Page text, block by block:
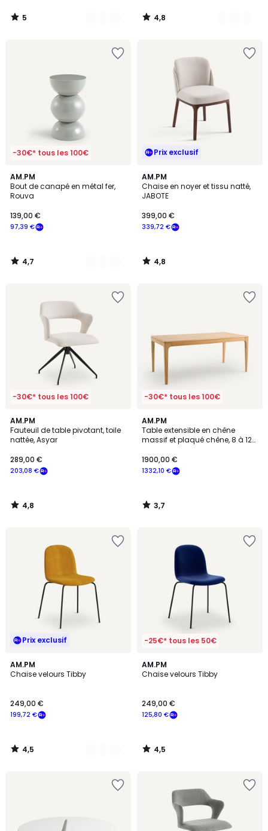
5
/
4,8
/
-30€* tous les 100€
AM.PM
Bout de canapé en métal fer,
Rouva
97,39 €
139,00 €
4,7
/ 5
5
Couleurs
4,7
/
Prix exclusif
AM.PM
Chaise en noyer et tissu natté,
JABOTE
339,72 €
399,00 €
4,8
/ 5
4,8
/
-30€* tous les 100€
AM.PM
Fauteuil de table pivotant, toile
nattée, Asyar
203,08 €
289,00 €
4,8
/ 5
4,8
/
-30€* tous les 100€
AM.PM
Table extensible en chêne
massif et plaqué chêne, 8 à 12
1332,10 €
1900,00 €
3,7
/ 5
3,7
/
Prix exclusif
AM.PM
Chaise velours Tibby
199,72 €
249,00 €
4,5
/ 5
6
Couleurs
4,5
/
-25€* tous les 50€
AM.PM
Chaise velours Tibby
125,80 €
249,00 €
4,5
/ 5
4,5
/